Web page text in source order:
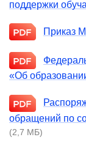
поддержки
Приказ
«Об
обращений по
(2,7 МБ)